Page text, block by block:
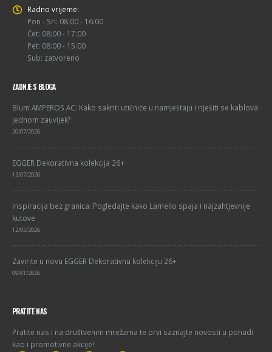
Radno vrijeme:
Pon - Sri: 08:00 - 16:00
Čet: 08:00 - 17:00
Pet: 08:00 - 15:00
Sub: zatvoreno
ZADNJE S BLOGA
Blum AMPEROS AC: Kako sakriti utičnice u namještaju i riješiti se kablova
jednom zauvijek?
20/07/2026
EGGER Dekorativna kolekcija 26+
13/07/2026
Inspiracija bez granica: Pogledajte kako Lamello spaja i najzahtjevnije
kutove
12/05/2026
Zavirite u novu EGGER Dekorativnu kolekciju 26+
09/01/2026
PRATITE NAS
Pratite nas i na društvenim mrežama te prvi saznajte novosti u ponudi
kao i promotivne akcije!